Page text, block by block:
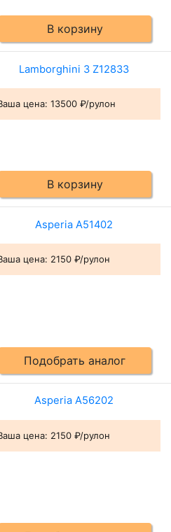
В корзину
Lamborghini 3 Z12833
цена: 13500 ₽/рулон
В корзину
Asperia A51402
цена: 2150 ₽/рулон
Подобрать аналог
Asperia A56202
цена: 2150 ₽/рулон